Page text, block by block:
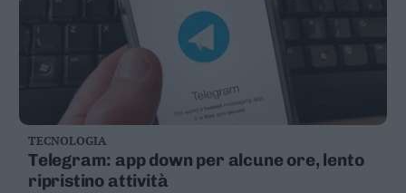
TECNOLOGIA
Telegram: app down per alcune ore, lento
ripristino attività